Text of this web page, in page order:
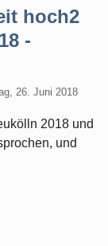
hoch2
-
26. Juni 2018
2018 und
und